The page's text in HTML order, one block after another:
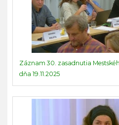
Záznam 30. zasadnutia
dňa 19.11.2025